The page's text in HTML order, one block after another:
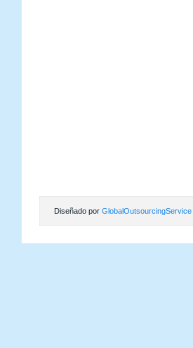
Diseñado por GlobalOutsourcingService